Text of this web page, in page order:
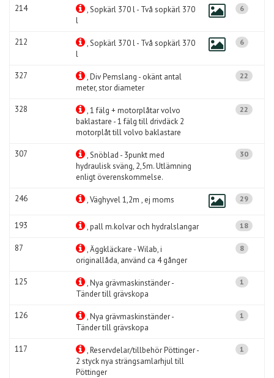
214
, Sopkärl 370 l - Två sopkärl 370
l
6
212
, Sopkärl 370 l - Två sopkärl 370
l
6
327
, Div Pemslang - okänt antal
meter, stor diameter
22
328
, 1 fälg + motorplåtar volvo
baklastare - 1 fälg till drivdäck 2
motorplåt till volvo baklastare
22
307
, Snöblad - 3punkt med
hydraulisk sväng, 2,5m. Utlämning
enligt överenskommelse.
30
246 , Väghyvel 1,2m , ej moms 29
193 , pall m.kolvar och hydralslangar 18
87
, Äggkläckare - Wilab, i
originallåda, använd ca 4 gånger
8
125
, Nya grävmaskinständer -
Tänder till grävskopa
1
126
, Nya grävmaskinständer -
Tänder till grävskopa
1
117
, Reservdelar/tillbehör Pöttinger -
2 styck nya strängsamlarhjul till
Pöttinger
1